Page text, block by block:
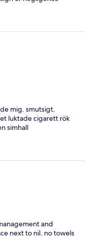
mig. smutsigt,
luktade cigarett rök
simhall
and
next to nil. no towels